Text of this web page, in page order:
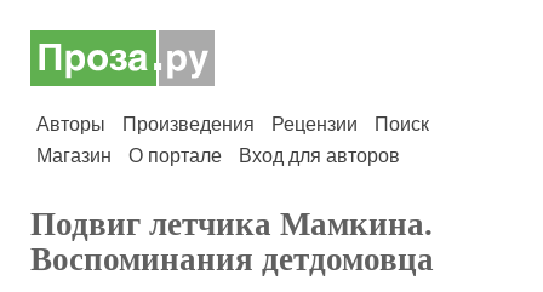
Авторы Произведения Рецензии
Поиск
Магазин
О портале Вход для авторов
Подвиг летчика Мамкина.
Воспоминания детдомовца